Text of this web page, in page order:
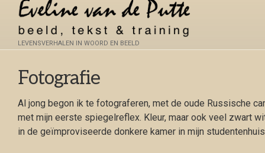
LEVENSVERHALEN IN WOORD EN BEELD
Fotografie
Al jong begon ik te fotograferen, met de oude Russische
met mijn eerste spiegelreflex. Kleur, maar ook veel zwart
in de geïmproviseerde donkere kamer in mijn